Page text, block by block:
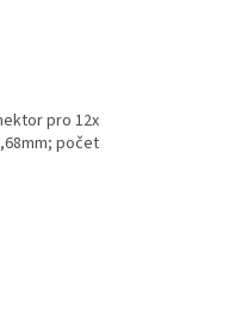
pro 12x
počet